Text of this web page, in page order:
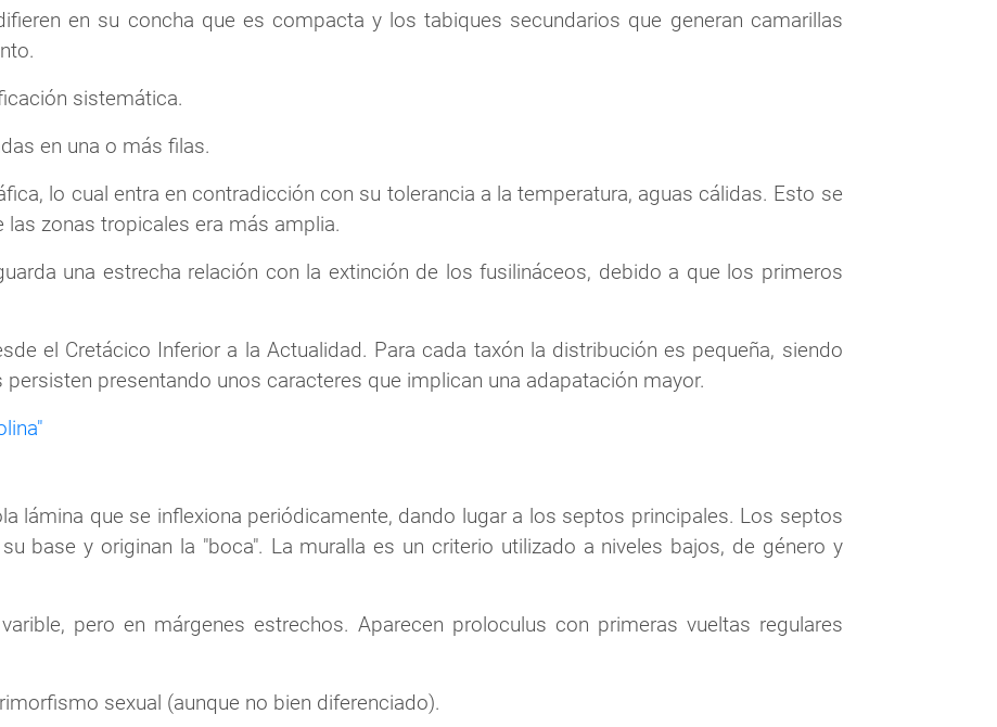
en su concha que es compacta y los tabiques secundarios que generan camarillas
sistemática.
en una o más filas.
lo cual entra en contradicción con su tolerancia a la temperatura, aguas cálidas. Esto se
zonas tropicales era más amplia.
una estrecha relación con la extinción de los fusilináceos, debido a que los primeros
el Cretácico Inferior a la Actualidad. Para cada taxón la distribución es pequeña, siendo
presentando unos caracteres que implican una adapatación mayor.
lámina que se inflexiona periódicamente, dando lugar a los septos principales. Los septos
base y originan la "boca". La muralla es un criterio utilizado a niveles bajos, de género y
pero en márgenes estrechos. Aparecen proloculus con primeras vueltas regulares
sexual (aunque no bien diferenciado).